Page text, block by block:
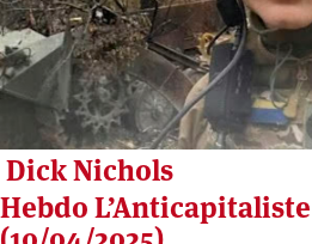
Dick Nichols
Hebdo L’Anticapitaliste